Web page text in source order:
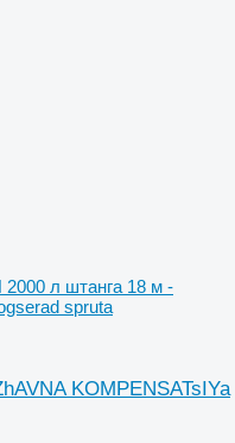
л штанга 18 м -
spruta
KOMPENSATsIYa